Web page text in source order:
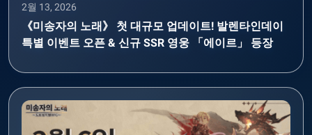
2월 13, 2026
《미송자의 노래》 첫 대규모 업데이트! 발렌타인데이
특별 이벤트 오픈 & 신규 SSR 영웅 「에이르」 등장